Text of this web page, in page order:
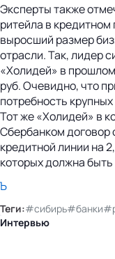
Эксперты также
ритейла в
выросший размер
отрасли. Так, лидер
«Холидей» в
руб. Очевидно, что
потребность
Тот же «Холидей» в
Сбербанком договор
кредитной линии на
которых должна
Ъ
Теги:#сибирь#банки
Интервью